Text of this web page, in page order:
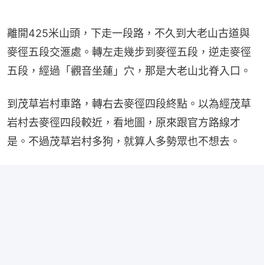
離開425米山頭，下走一段路，不久到大老山古道與
麥徑五段交滙處。轉左走幾步到麥徑五段，逆走麥徑
五段，經過「觀音坐蓮」穴，那是大老山北脊入口。
到茂草岩村車路，轉右去麥徑四段終點。以為經茂草
岩村去麥徑四段較近，看地圖，原來跟官方路線才
是。不過茂草岩村多狗，就算人多勢眾也不想去。